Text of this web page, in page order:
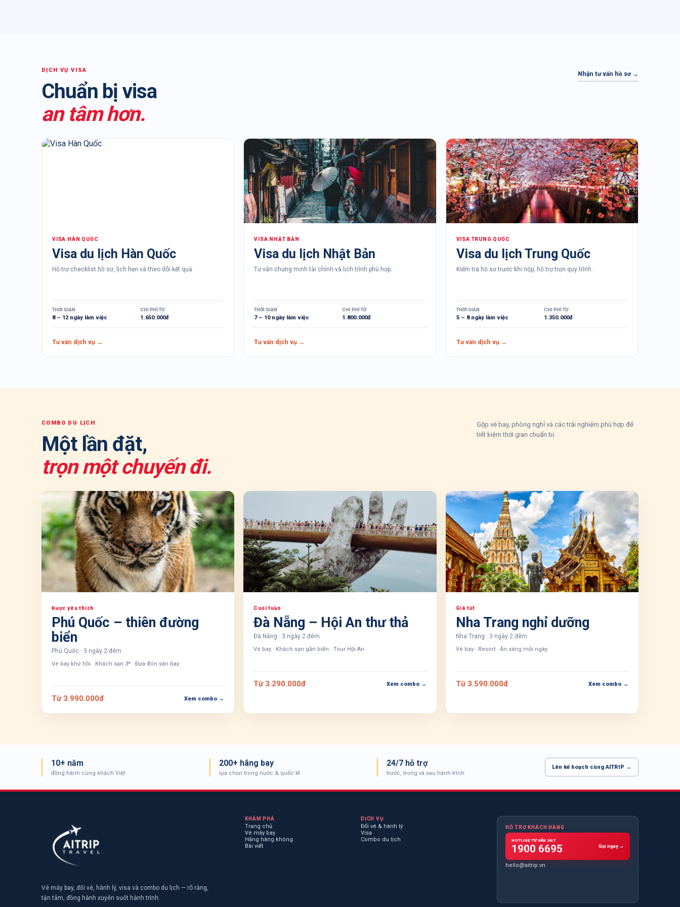
DỊCH VỤ VISA
Chuẩn bị visa
an tâm hơn.
Nhận tư vấn hồ sơ →
VISA HÀN QUỐC
Visa du lịch Hàn Quốc
Hỗ trợ checklist hồ sơ, lịch hẹn và theo dõi kết quả.
THỜI GIAN
8 – 12 ngày làm việc
CHI PHÍ TỪ
1.650.000đ
Tư vấn dịch vụ →
VISA NHẬT BẢN
Visa du lịch Nhật Bản
Tư vấn chứng minh tài chính và lịch trình phù hợp.
THỜI GIAN
7 – 10 ngày làm việc
CHI PHÍ TỪ
1.800.000đ
Tư vấn dịch vụ →
VISA TRUNG QUỐC
Visa du lịch Trung Quốc
Kiểm tra hồ sơ trước khi nộp, hỗ trợ trọn quy trình.
THỜI GIAN
5 – 8 ngày làm việc
CHI PHÍ TỪ
1.350.000đ
Tư vấn dịch vụ →
COMBO DU LỊCH
Một lần đặt,
trọn một chuyến đi.
Gộp vé bay, phòng nghỉ và các trải nghiệm phù hợp để
tiết kiệm thời gian chuẩn bị.
Được yêu thích
Phú Quốc – thiên đường
biển
Phú Quốc · 3 ngày 2 đêm
Vé bay khứ hồi · Khách sạn 3* · Đưa đón sân bay
Từ 3.990.000đ Xem combo →
Cuối tuần
Đà Nẵng – Hội An thư thả
Đà Nẵng · 3 ngày 2 đêm
Vé bay · Khách sạn gần biển · Tour Hội An
Từ 3.290.000đ Xem combo →
Giá tốt
Nha Trang nghỉ dưỡng
Nha Trang · 3 ngày 2 đêm
Vé bay · Resort · Ăn sáng mỗi ngày
Từ 3.590.000đ Xem combo →
10+ năm
đồng hành cùng khách Việt
200+ hãng bay
lựa chọn trong nước & quốc tế
24/7 hỗ trợ
trước, trong và sau hành trình
Lên kế hoạch cùng AITRIP →
Vé máy bay, đổi vé, hành lý, visa và combo du lịch — rõ ràng,
tận tâm, đồng hành xuyên suốt hành trình.
KHÁM PHÁ
Trang chủ
Vé máy bay
Hãng hàng không
Bài viết
DỊCH VỤ
Đổi vé & hành lý
Visa
Combo du lịch
HỖ TRỢ KHÁCH HÀNG
HOTLINE TƯ VẤN 24/7
1900 6695 Gọi ngay →
hello@aitrip.vn